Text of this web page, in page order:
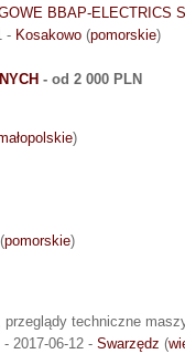
BBAP-ELECTRICS
- Kosakowo (pomorskie)
- od 2 000 PLN
)
(pomorskie)
techniczne
- 2017-06-12 - Swarzędz (